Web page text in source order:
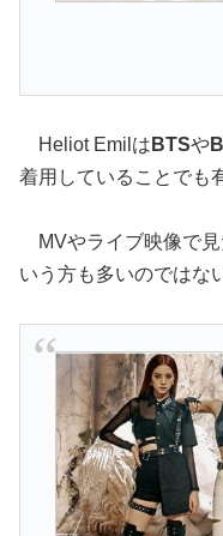
Heliot Emilは BTSや
着用していることでも
MVやライブ映像で見
いう方も多いのではな